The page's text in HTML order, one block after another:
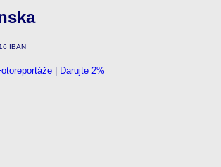
IBAN
Darujte 2%